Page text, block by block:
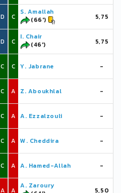
D
D
C
C
C
C
C
A
C
S. Amallah
(66')
5,75
C
I. Chair
(46')
5,75
C Y. Jabrane -
A Z. Aboukhlal -
A A. Ezzalzouli -
A W. Cheddira -
A A. Hamed-Allah -
A
A. Zaroury
5,50